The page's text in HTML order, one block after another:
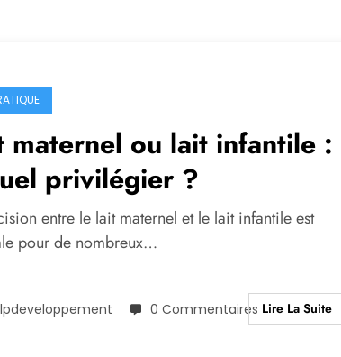
maternel ou lait infantile :
privilégier ?
entre le lait maternel et le lait infantile est
pour de nombreux…
0 Commentaires Lire La Suite